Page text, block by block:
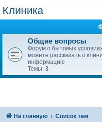
Клиника
Общие вопросы
Форум о бытовых
можете рассказать о
информацию
Темы: 3
На главную Список тем